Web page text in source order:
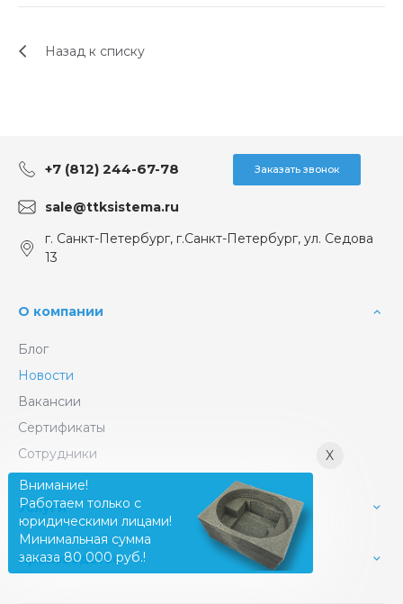
Назад к списку
+7 (812) 244-67-78 Заказать звонок
sale@ttksistema.ru
г. Санкт-Петербург, г.Санкт-Петербург, ул. Седова
13
О компании
Блог
Новости
Вакансии
Сертификаты
Сотрудники
Услуги
Производство
X
Внимание!
Работаем только с
юридическими лицами!
Минимальная сумма
заказа 80 000 руб.!